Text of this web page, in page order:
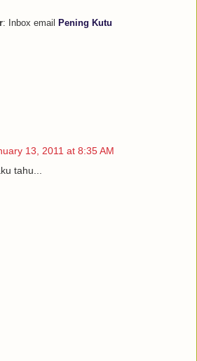
: Inbox email Pening Kutu
13, 2011 at 8:35 AM
tahu...